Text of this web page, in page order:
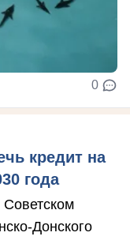
0
кредит на
года
Советском
Донского